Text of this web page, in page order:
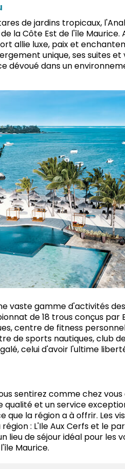
de jardins tropicaux,
la Côte Est de l'île Maurice.
allie luxe, paix et
unique, ses suites
dévoué dans un
vaste gamme d'activités
de 18 trous conçus par
centre de fitness
de sports nautiques, club
celui d'avoir l'ultime
sentirez comme chez
qualité et un service
la région a à offrir. Les
: L'Ile Aux Cerfs et le
lieu de séjour idéal pour les
Maurice.